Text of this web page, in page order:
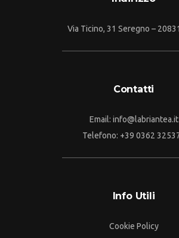
Via Ticino, 31 Seregno –
Contatti
Email: info@labriantea.it
Telefono: +39 0362
Info Utili
Cookie Policy